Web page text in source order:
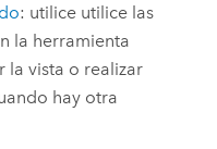
: utilice utilice las
la herramienta
la vista o realizar
hay otra